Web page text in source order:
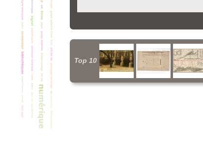
Top 10